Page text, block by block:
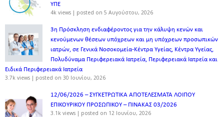
ΥΠΕ
4k views | posted on 5 Αυγούστου, 2026
3η Πρόσκληση ενδιαφέροντος για την κάλυψη κενών και
κενούμενων θέσεων υπόχρεων και μη υπόχρεων προσωπικών
ιατρών, σε Γενικά Νοσοκομεία-Κέντρα Υγείας, Κέντρα Υγείας,
Πολυδύναμα Περιφερειακά Ιατρεία, Περιφερειακά Ιατρεία και
Ειδικά Περιφερειακά Ιατρεία
3.7k views | posted on 30 Ιουνίου, 2026
12/06/2026 – ΣΥΓΚΕΤΡΩΤΙΚΑ ΑΠΟΤΕΛΕΣΜΑΤΑ ΛΟΙΠΟΥ
ΕΠΙΚΟΥΡΙΚΟΥ ΠΡΟΣΩΠΙΚΟΥ – ΠΙΝΑΚΑΣ 03/2026
3.1k views | posted on 12 Ιουνίου, 2026